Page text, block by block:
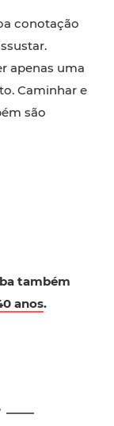
conotação
apenas uma
Caminhar e
são
também
anos.